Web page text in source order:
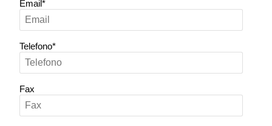
Email*
Telefono*
Fax